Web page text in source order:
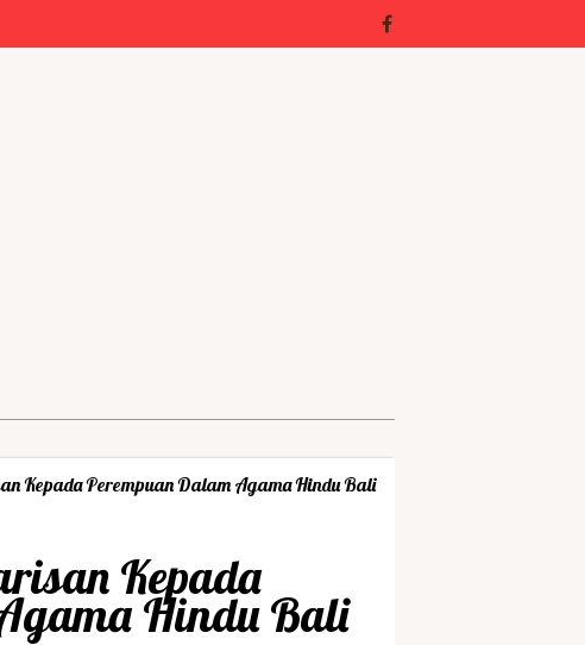
Kepada Perempuan Dalam Agama Hindu Bali
Kepada
Hindu Bali